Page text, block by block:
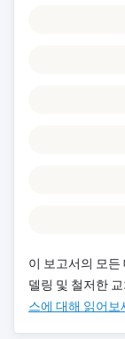
이 보고서의 모든
델링 및 철저한
스에 대해 읽어